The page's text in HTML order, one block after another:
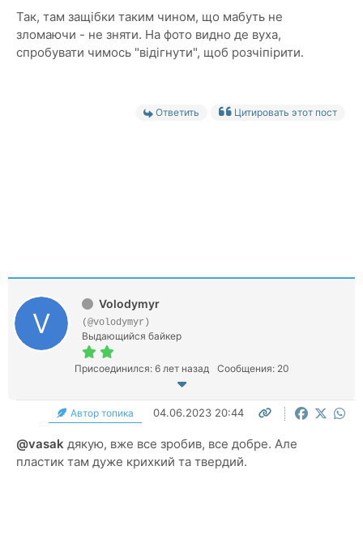
Так, там защібки таким чином, що мабуть не
зломаючи - не зняти. На фото видно де вуха,
спробувати чимось "відігнути", щоб розчіпірити.
Ответить Цитировать этот пост
Volodymyr
(@volodymyr)
Выдающийся байкер
Присоединился: 6 лет назад Сообщения: 20
Автор топика 04.06.2023 20:44
@vasak дякую, вже все зробив, все добре. Але
пластик там дуже крихкий та твердий.